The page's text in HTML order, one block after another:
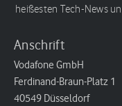
heißesten Tech-News
Anschrift
Vodafone GmbH
Ferdinand-Braun-Platz 1
40549 Düsseldorf